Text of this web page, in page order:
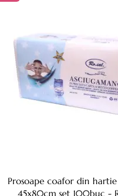
Prosoape coafor din
45x80cm set 100buc -